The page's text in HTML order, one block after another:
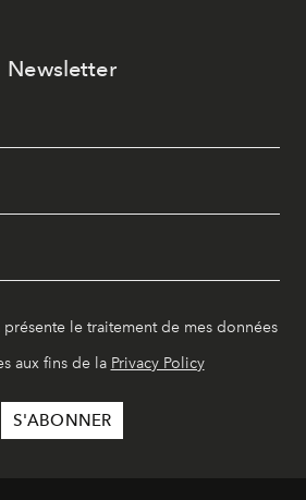
Newsletter
le traitement de mes données
aux fins de la Privacy Policy